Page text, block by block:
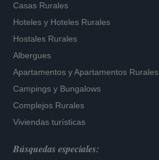
Casas Rurales
Hoteles y Hoteles Rurales
Hostales Rurales
Albergues
Apartamentos yApartamentos Rurales
Campings y Bungalows
Complejos Rurales
Viviendas turísticas
Búsquedas especiales: